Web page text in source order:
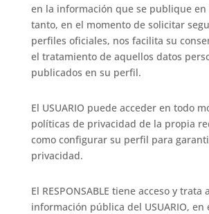
en la información que se publique
tanto, en el momento de solicitar
perfiles oficiales, nos facilita su
el tratamiento de aquellos datos
publicados en su perfil.
El USUARIO puede acceder en todo
políticas de privacidad de la propia
como configurar su perfil para
privacidad.
El RESPONSABLE tiene acceso y trata
información pública del USUARIO, en